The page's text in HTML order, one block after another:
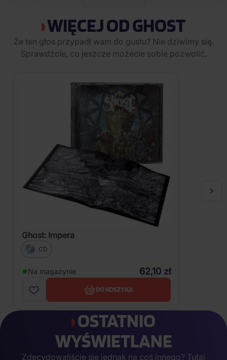
WIĘCEJ OD GHOST
Że ten głos przypadł wam do gustu? Nie dziwimy się.
Sprawdźcie, co jeszcze możecie sobie pozwolić.
Ghost: Impera
CD
Na magazynie 62,10 zł
DO KOSZYKA
OSTATNIO
WYŚWIETLANE
Zdecydowaliście się jednak na coś innego? Tutaj